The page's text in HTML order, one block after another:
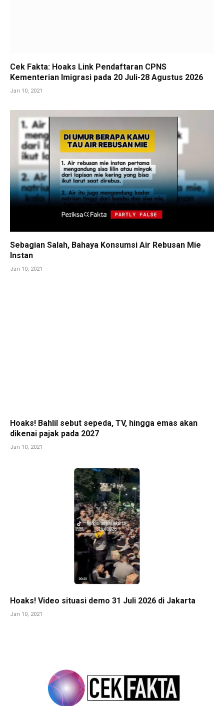
Cek Fakta: Hoaks Link Pendaftaran CPNS
Kementerian Imigrasi pada 20 Juli-28 Agustus 2026
Jan 10, 2021
Sebagian Salah, Bahaya Konsumsi Air Rebusan Mie
Instan
Jan 10, 2021
Hoaks! Bahlil sebut sepeda, TV, hingga emas akan
dikenai pajak pada 2027
Jan 10, 2021
Hoaks! Video situasi demo 31 Juli 2026 di Jakarta
Jan 10, 2021